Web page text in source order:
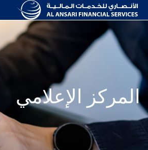
المركز الإعلامي